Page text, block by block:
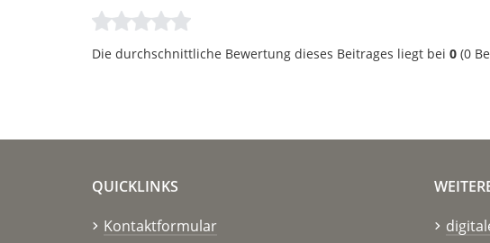
Die durchschnittliche Bewertung dieses Beitrages liegt bei 0 (0
QUICKLINKS
Kontaktformular